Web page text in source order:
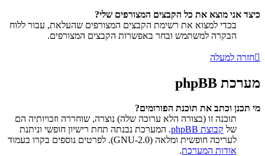
כיצד אני מוצא את כל הקבצים המצורפים שלי?
בכדי למצוא את רשימת הקבצים המצורפים שהעלאת, עבור ללוח
הבקרה למשתמש ובחר באפשרות הקבצים המצורפים.
חזרה למעלה
מערכת phpBB
מי תכנן וכתב את תוכנת הפורומים?
תוכנה זו (בצורה הלא ערוכה שלה) נוצרה, שוחררה וזכויותיה הם
של קבוצת phpBB
. המערכת נבנתה תחת רישיון חופשי וניתנת
לעריכה חופשית ומלאה (GNU-2.0). לפרטים נוספים בקרו בעמוד
אודות המערכת.